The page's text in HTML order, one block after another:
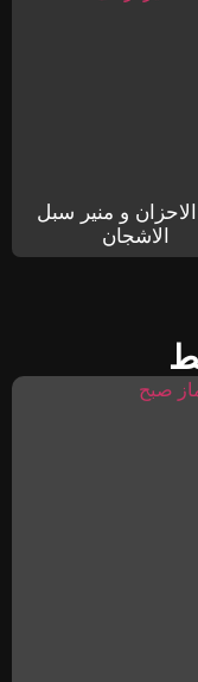
الاحزان و منیر سبل
الاشجان